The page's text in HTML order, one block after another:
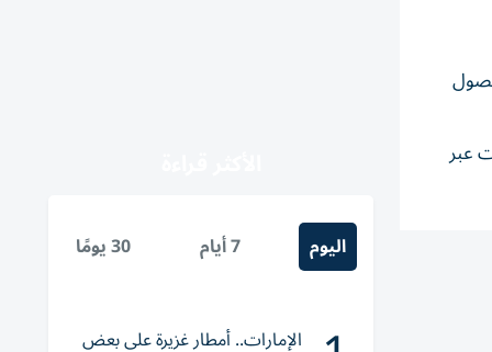
عبر
اليوم 7 أيام 30 يومًا
الإمارات.. أمطار غزيرة على بعض